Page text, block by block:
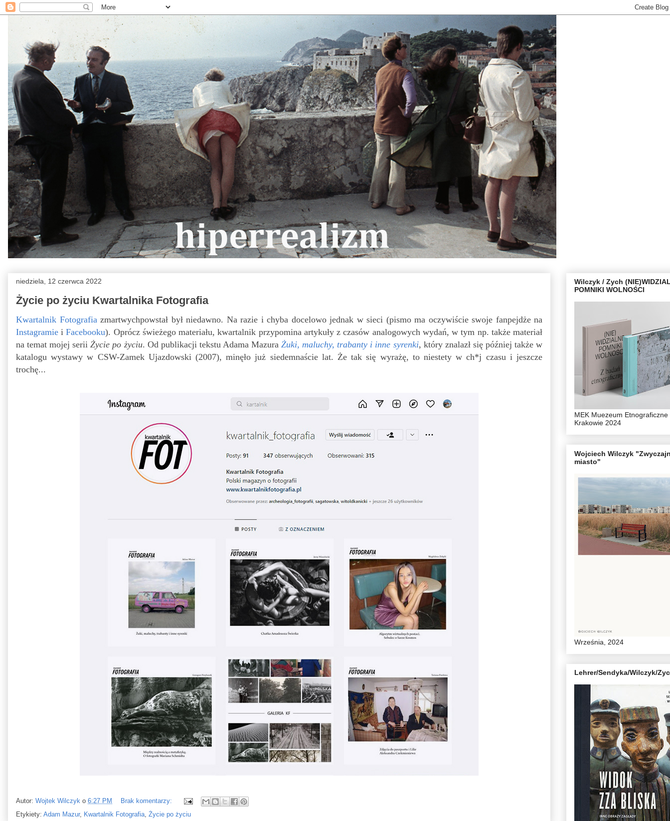
niedziela, 12 czerwca 2022
Życie po życiu Kwartalnika Fotografia
Kwartalnik Fotografiazmartwychpowstał był niedawno. Na razie i chyba docelowo jednak w sieci (pismo ma oczywiście swoje fanpejdże na
Instagramie iFacebooku). Oprócz świeżego materiału, kwartalnik przypomina artykuły z czasów analogowych wydań, w tym np. także materiał
na temat mojej seriiŻycie po życiu. Od publikacji tekstu Adama MazuraŻuki, maluchy, trabanty i inne syrenki, który znalazł się później także w
katalogu wystawy w CSW-Zamek Ujazdowski (2007), minęło już siedemnaście lat. Że tak się wyrażę, to niestety w ch*j czasu i jeszcze
trochę...
Autor: Wojtek Wilczyk o 6:27 PM
Brak komentarzy:
Etykiety: Adam Mazur, Kwartalnik Fotografia, Życie po życiu
Wilczyk / Zych
POMNIKI WOLNOŚCI
MEK Muezeum Etnograficzne
Krakowie 2024
Wojciech Wilczyk
miasto"
Września, 2024
Lehrer/Sendyka/Wilczyk/